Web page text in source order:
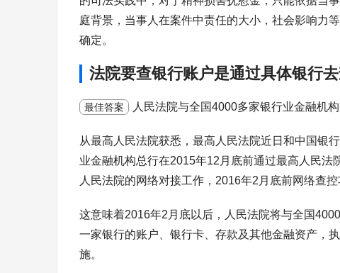
庭背景，当事人在案件中责任的大小，社会影响力
确定。
法院要查银行账户是通过具体银行
最佳答案 人民法院与全国4000多家银行业金融机
从最高人民法院获悉，最高人民法院近日和中国银
业金融机构总行在2015年12月底前通过最高人民
人民法院的网络对接工作，2016年2月底前网络查控
这意味着2016年2月底以后，人民法院将与全国
一家银行的账户、银行卡、存款及其他金融资产，
施。